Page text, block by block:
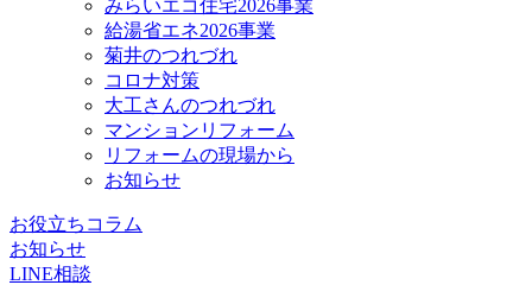
みらいエコ住宅2026事業
給湯省エネ2026事業
菊井のつれづれ
コロナ対策
大工さんのつれづれ
マンションリフォーム
リフォームの現場から
お知らせ
お役立ちコラム
お知らせ
LINE相談